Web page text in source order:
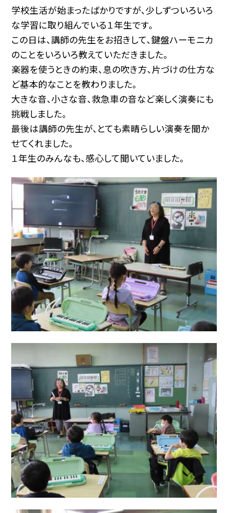
学校生活が始まったばかりですが、少しずついろいろ
な学習に取り組んでいる１年生です。
この日は、講師の先生をお招きして、鍵盤ハーモニカ
のことをいろいろ教えていただきました。
楽器を使うときの約束、息の吹き方、片づけの仕方な
ど基本的なことを教わりました。
大きな音、小さな音、救急車の音など楽しく演奏にも
挑戦しました。
最後は講師の先生が、とても素晴らしい演奏を聞か
せてくれました。
１年生のみんなも、感心して聞いていました。